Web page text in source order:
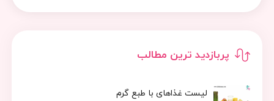
پربازدید ترین مطالب
لیست غذاهای با طبع گرم